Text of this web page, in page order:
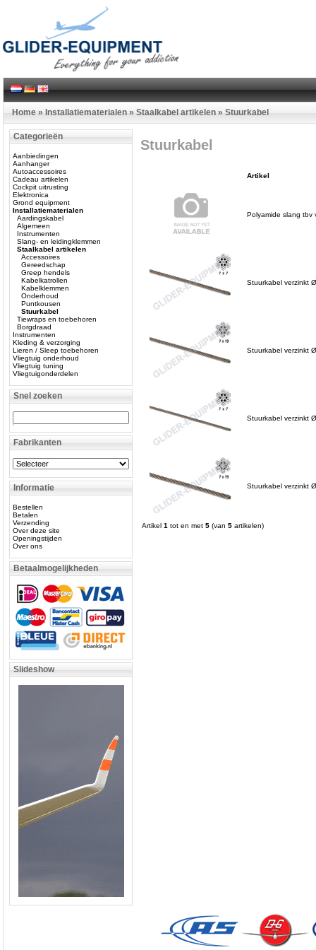
Home » Installatiematerialen » Staalkabel artikelen » Stuurkabel
Categorieën
Aanbiedingen
Aanhanger
Autoaccessoires
Cadeau artikelen
Cockpit uitrusting
Elektronica
Grond equipment
Installatiematerialen
Aardingskabel
Algemeen
Instrumenten
Slang- en leidingklemmen
Staalkabel artikelen
Accessoires
Gereedschap
Greep hendels
Kabelkatrollen
Kabelklemmen
Onderhoud
Puntkousen
Stuurkabel
Tiewraps en toebehoren
Borgdraad
Instrumenten
Kleding & verzorging
Lieren / Sleep toebehoren
Vliegtuig onderhoud
Vliegtuig tuning
Vliegtuigonderdelen
Snel zoeken
Fabrikanten
Informatie
Bestellen
Betalen
Verzending
Over deze site
Openingstijden
Over ons
Betaalmogelijkheden
Slideshow
Stuurkabel
Artikel
Polyamide slang tbv
Stuurkabel verzinkt
Stuurkabel verzinkt
Stuurkabel verzinkt
Stuurkabel verzinkt
Artikel 1 tot en met 5 (van 5 artikelen)